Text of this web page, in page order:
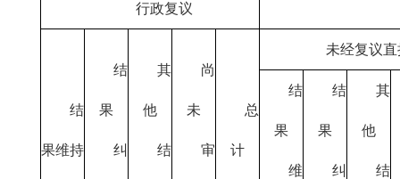
行政复议
结
果维持
结
果
纠
其
他
结
尚
未
审
总
计
未经复议
结
果
维
结
果
纠
其
他
结